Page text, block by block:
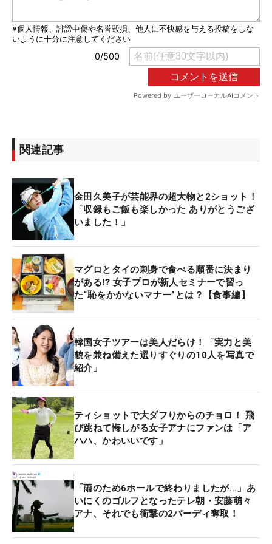
関連記事
金田久美子が芸能界の超大物と2ショット！
「収録もご飯も楽しかった ありがとうござ
いました！」
マグロとタイの刺身で食べる順番に決まり
がある⁉ 女子プロが新人セミナーで習っ
た“恥をかかないマナー”とは？【食事編】
韓国女子ツアーは美人だらけ！「実力と美
貌を兼ね備えた選りすぐりの10人を写真で
紹介」
ティショットで大ダフりからのチョロ！ 飛
び跳ねて悔しがる女子アナにファンは「ア
ハハ、かわいいです」
「雨のため6ホールで終わりましたが…」あ
いにくのゴルフとなったテレ朝・安藤萌々
アナ、それでも衝撃の2バーディ奪取！